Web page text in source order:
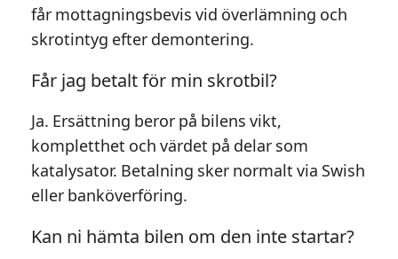
får mottagningsbevis vid överlämning och
skrotintyg efter demontering.
Får jag betalt för min skrotbil?
Ja. Ersättning beror på bilens vikt,
kompletthet och värdet på delar som
katalysator. Betalning sker normalt via Swish
eller banköverföring.
Kan ni hämta bilen om den inte startar?